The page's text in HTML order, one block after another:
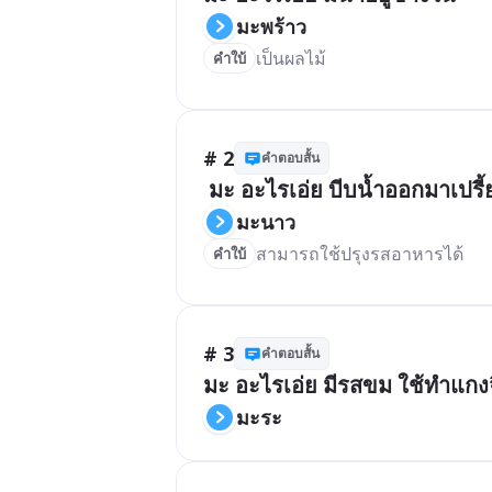
มะพร้าว
คำใบ้ เป็นผลไม้
# 2 คำตอบสั้น
มะ อะไรเอ่ย บีบน้ำออกมาเป
มะนาว
คำใบ้ สามารถใช้ปรุงรสอาหารได้
# 3 คำตอบสั้น
มะ อะไรเอ่ย มีรสขม ใช้ทำแก
มะระ